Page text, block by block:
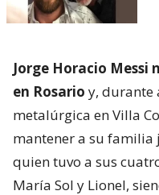
Jorge Horacio Messi
en Rosario y, durante
metalúrgica en Villa
mantener a su familia
quien tuvo a sus
María Sol y Lionel,